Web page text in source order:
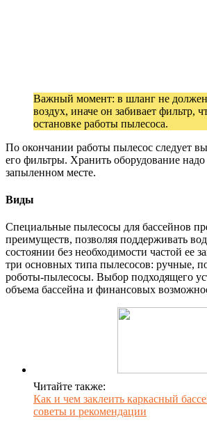
Важный момент: в шланг не должен
воздух, иначе он забивает фильтр,
остановке работы пылесоса.
По окончании работы пылесос следует
его фильтры. Хранить оборудование
запыленном месте.
Виды
Специальные пылесосы для бассейнов
преимуществ, позволяя поддерживать
состоянии без необходимости частой ее
три основных типа пылесосов: ручные,
роботы-пылесосы. Выбор подходящего
объема бассейна и финансовых
Читайте также:
Как и чем заклеить каркасный
советы и рекомендации